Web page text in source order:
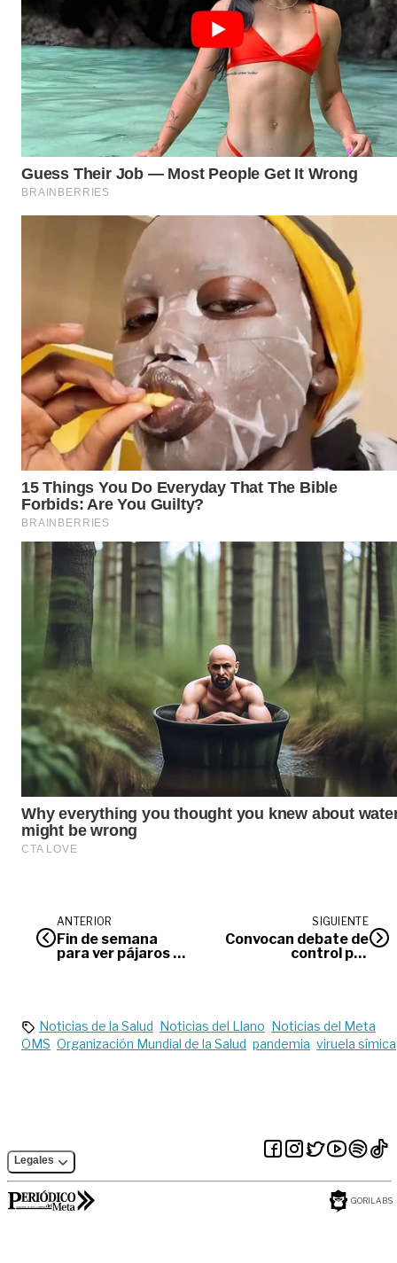
ANTERIOR
Fin de semana
para ver pájaros en
SIGUIENTE
Convocan debate de
control por
Noticias de la Salud Noticias del Llano Noticias del Meta
OMS Organización Mundial de la Salud pandemia viruela símica
Legales
GORILABS